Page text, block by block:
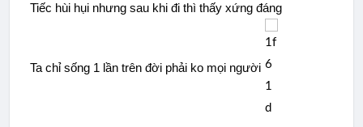
Tiếc hùi hụi nhưng sau khi đi thì thấy xứng đáng
Ta chỉ sống 1 lần trên đời phải ko mọi người